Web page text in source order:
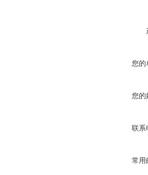
您的
您的
联系
常用